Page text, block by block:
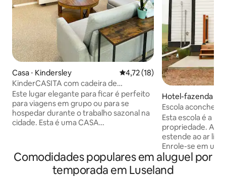
Casa ⋅ Kindersley 4,72 de uma avaliação média
4,72 (18)
KinderCASITA com cadeira de
massagem relaxante
Este lugar elegante para ficar é perfeito
para viagens em grupo ou para se
hospedar durante o trabalho sazonal na
cidade. Esta é uma CASA
usufruída por familiares e amigos em um
bairro tranquilo. 3Quarados 4 camas 1
banheiro com quintal, 3 vagas de
Hotel-fazenda ⋅
Escola
pradaria
Esta escola é a
propriedade. A vida no campo se
estende ao ar
Enrole-se em
vintage feitas à
do campo e
desobstruídas
Comodidades populares em aluguel por
temporada em Luseland